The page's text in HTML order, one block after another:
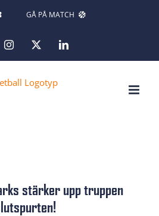
GÅ PÅ MATCH
Instagram LinkedIn
stärker upp truppen